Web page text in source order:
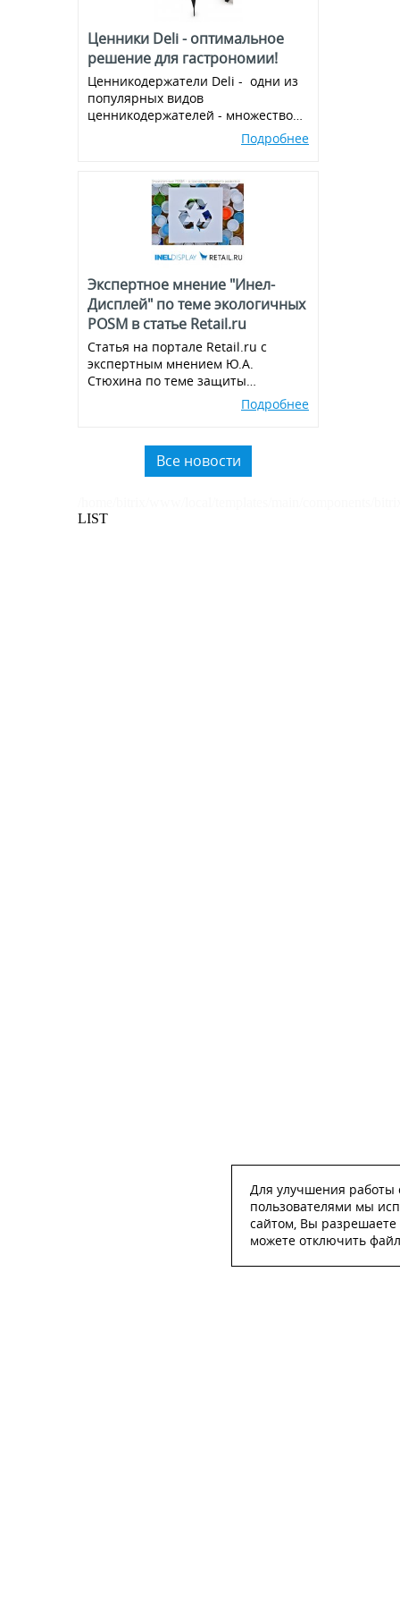
Ценники Deli - оптимальное
решение для гастрономии!
Ценникодержатели Deli - одни из
популярных видов
ценникодержателей - множество
вариантов и комбинаций, всегда в
Подробнее
Экспертное мнение "Инел-
Дисплей" по теме экологичных
POSM в статье Retail.ru
Статья на портале Retail.ru с
экспертным мнением Ю.А.
Стюхина по теме защиты
окружающей среды, производства
пластика.
Подробнее
Все новости
LIST
Для улучшения работы
пользователями мы
сайтом, Вы разрешаете
можете отключить